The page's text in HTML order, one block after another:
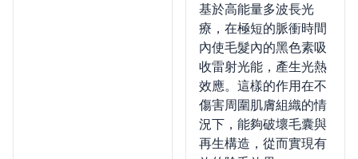
基於高能量多波長光
療，在極短的脈衝時間
內使毛髮內的黑色素吸
收雷射光能，產生光熱
效應。這樣的作用在不
傷害周圍肌膚組織的情
況下，能夠破壞毛囊與
再生構造，從而實現有